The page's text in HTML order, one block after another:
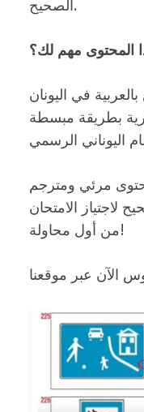
الصحيح.
المحتوى مهم لك؟
في اليونان
بطريقة مبسطة
مرئي ومترجم
لاجتياز الامتحان
من أول محاولة!